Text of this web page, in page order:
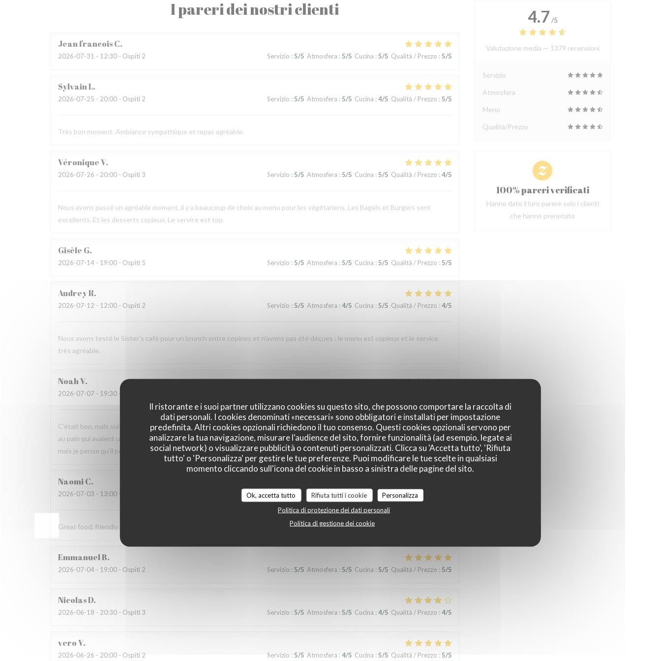
Il ristorante e i suoi partner utilizzano cookies su questo sito, che possono comportare la raccolta di
dati personali. I cookies denominati «necessari» sono obbligatori e installati per impostazione
predefinita. Altri cookies opzionali richiedono il tuo consenso. Questi cookies opzionali servono per
analizzare la tua navigazione, misurare l'audience del sito, fornire funzionalità (ad esempio, legate ai
social network) o visualizzare pubblicità o contenuti personalizzati. Clicca su 'Accetta tutto', 'Rifiuta
tutto' o 'Personalizza' per gestire le tue preferenze. Puoi modificare le tue scelte in qualsiasi
momento cliccando sull'icona del cookie in basso a sinistra delle pagine del sito.
Ok, accetta tutto Rifiuta tutti i cookie
Personalizza
Politica di protezione dei dati personali
Politica di gestione dei cookie
I pareri dei nostri clienti
Jean francoisC
2026-07-31 - 12:30 - Ospiti 2 Servizio : 5/5 Atmosfera : 5/5 Cucina : 5/5 Qualità / Prezzo : 5/5
SylvainL
2026-07-25 - 20:00 - Ospiti 2 Servizio : 5/5 Atmosfera : 5/5 Cucina : 4/5 Qualità / Prezzo : 5/5
Très bon moment. Ambiance sympathique et repas agréable.
VéroniqueV
2026-07-26 - 20:00 - Ospiti 3 Servizio : 5/5 Atmosfera : 5/5 Cucina : 5/5 Qualità / Prezzo : 4/5
Nous avons passé un agréable moment, il y a beaucoup de choix au menu pour les végétariens. Les Bagels et Burgers sont
excellents. Et les desserts copieux. Le service est top.
Gisèle G
2026-07-14 - 19:00 - Ospiti 5 Servizio : 5/5 Atmosfera : 5/5 Cucina : 5/5 Qualità / Prezzo : 5/5
AudreyR
2026-07-12 - 12:00 - Ospiti 2 Servizio : 5/5 Atmosfera : 4/5 Cucina : 5/5 Qualità / Prezzo : 4/5
Nous avons testé le Sister's café pour un brunch entre copines et n'avons pas été déçues : le menu est copieux et le service
très agréable.
NoahV
2026-07-07 - 19:30 - Ospiti 6
C’était bon, mais suite à la soirée j’ai fait une violente indigestion qui a nécessité un lavement. C’est sûrement dû à la viande et
au pain qui avaient un goût légèrement avarié, comme si elle avait pris un coup de chaud. Je ne recommande pas ce restaurant,
mais je pense qu’il peut s’améliorer.
NaomiC
2026-07-03 - 13:00 - Ospiti 4 Servizio:5 Atmosfera:5/5 Cucina /5 Qualità / Prezzo
Great food, friendly and welcoming staff. Lovely experience!
EmmanuelB
2026-07-04 - 19:00 - Ospiti 2 Servizio : 5/5 Atmosfera : 5/5 Cucina : 5/5 Qualità / Prezzo : 5/5
NicolasD
2026-06-18 - 20:30 - Ospiti 3 Servizio : 5/5 Atmosfera : 5/5 Cucina : 4/5 Qualità / Prezzo : 4/5
veroV
2026-06-26 - 20:00 - Ospiti 2 Servizio : 5/5 Atmosfera : 4/5 Cucina : 5/5 Qualità / Prezzo : 5/5
4.7 /5
Valutazione media — 1379 recensioni
Servizio
Atmosfera
Menu
Qualità/Prezzo
100% pareri verificati
Hanno dato il loro parere solo i clienti
che hanno prenotato